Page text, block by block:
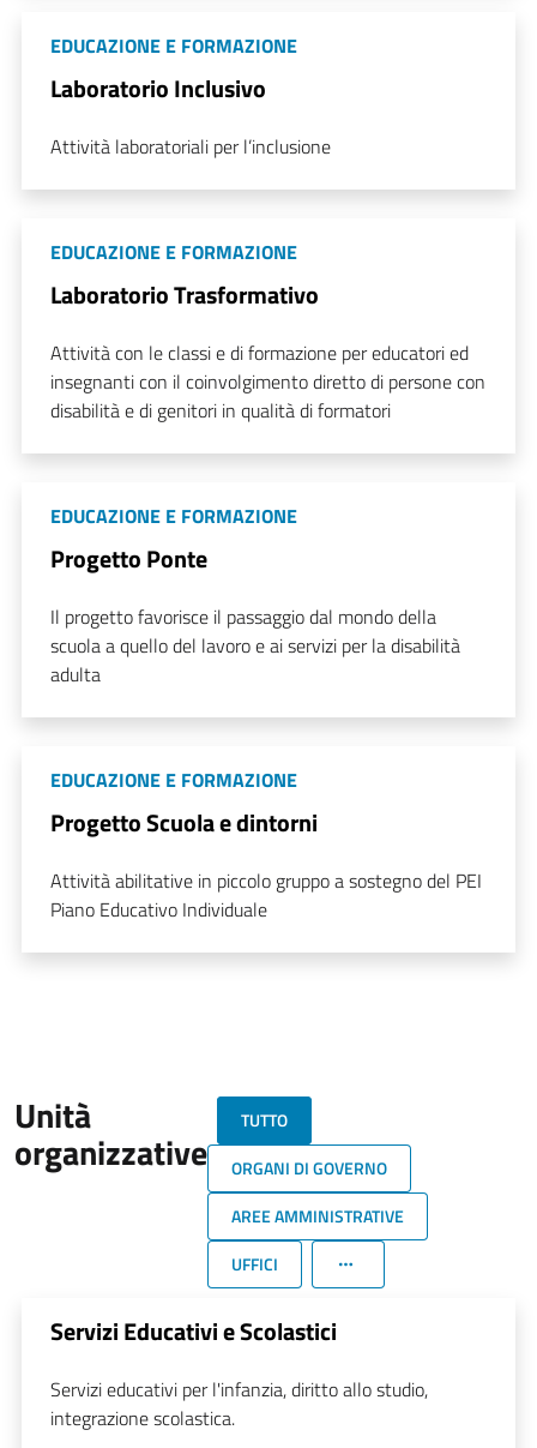
EDUCAZIONE E FORMAZIONE
Laboratorio Inclusivo
Attività laboratoriali per l’inclusione
EDUCAZIONE E FORMAZIONE
Laboratorio Trasformativo
Attività con le classi e di formazione per educatori ed
insegnanti con il coinvolgimento diretto di persone con
disabilità e di genitori in qualità di formatori
EDUCAZIONE E FORMAZIONE
Progetto Ponte
Il progetto favorisce il passaggio dal mondo della
scuola a quello del lavoro e ai servizi per la disabilità
adulta
EDUCAZIONE E FORMAZIONE
Progetto Scuola e dintorni
Attività abilitative in piccolo gruppo a sostegno del PEI
Piano Educativo Individuale
Unità
organizzative
TUTTO
ORGANI DI GOVERNO
AREE AMMINISTRATIVE
UFFICI
Servizi Educativi e Scolastici
Servizi educativi per l'infanzia, diritto allo studio,
integrazione scolastica.